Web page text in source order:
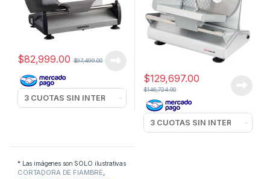
$82,999.00 $97,499.00
$129,697.00
$146,724.00
* Las imágenes son SOLO ilustrativas
CORTADORA DE FIAMBRE